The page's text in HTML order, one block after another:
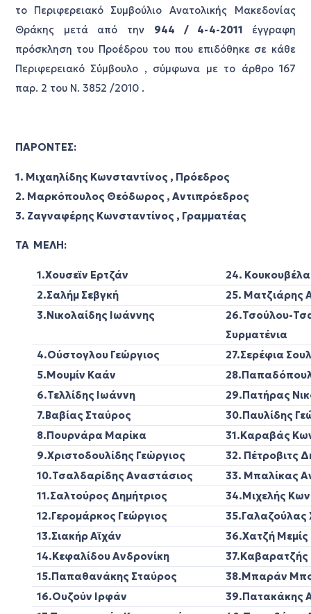
το
Περιφερειακό Συμβούλιο Ανατολικής Μακεδονίας
Θράκης μετά από την 944 / 4-4-2011 έγγραφη
πρόσκληση του Προέδρου του που επιδόθηκε σε κάθε
Περιφερειακό Σύμβουλο , σύμφωνα με το άρθρο 167
παρ. 2 του Ν. 3852 /2010 .
ΠΑΡΟΝΤΕΣ:
1. Μιχαηλίδης Κωνσταντίνος , Πρόεδρος
2. Μαρκόπουλος Θεόδωρος , Αντιπρόεδρος
3. Ζαγναφέρης Κωνσταντίνος , Γραμματέας
ΤΑ ΜΕΛΗ:
1.Χουσεϊν Ερτζάν
24.
2.Σαλήμ Σεβγκή
25. Ματζιάρης
3.Νικολαίδης Ιωάννης
26.Τσούλου-
Συρματένια
4.Ούστογλου Γεώργιος
27.Σερέφια
5.Μουμίν Καάν
6.Τελλίδης Ιωάννη
7.Βαβίας Σταύρος
30.Παυλίδης
8.Πουρνάρα Μαρίκα
31.Καραβάς
9.Χριστοδουλίδης Γεώργιος
32.
10.Τσαλδαρίδης Αναστάσιος
33. Μπαλίκας
11.Σαλτούρος Δημήτριος
34.Μιχελής
12.Γερομάρκος Γεώργιος
35.Γαλαζούλας
13.Σιακήρ Αϊχάν
36.Χατζή Μεμίς
14.Κεφαλίδου Ανδρονίκη
15.Παπαθανάκης Σταύρος
38.Μπαράν
16.Ουζούν Ιρφάν
39.Πατακάκης